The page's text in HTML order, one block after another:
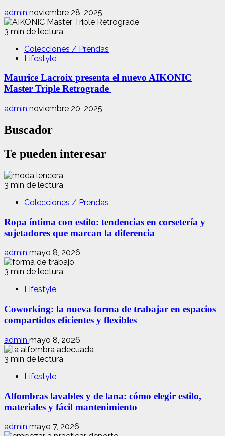
admin noviembre 28, 2025
3 min de lectura
Colecciones / Prendas
Lifestyle
Maurice Lacroix presenta el nuevo AIKONIC
Master Triple Retrograde
admin noviembre 20, 2025
Buscador
Te pueden interesar
3 min de lectura
Colecciones / Prendas
Ropa íntima con estilo: tendencias en corsetería y
sujetadores que marcan la diferencia
admin mayo 8, 2026
3 min de lectura
Lifestyle
Coworking: la nueva forma de trabajar en espacios
compartidos eficientes y flexibles
admin mayo 8, 2026
3 min de lectura
Lifestyle
Alfombras lavables y de lana: cómo elegir estilo,
materiales y fácil mantenimiento
admin mayo 7, 2026